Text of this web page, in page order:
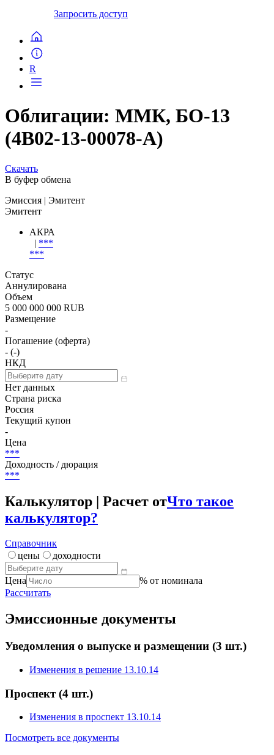
Запросить доступ
R
Облигации: ММК, БО-13
(4B02-13-00078-A)
Скачать
В буфер обмена
Эмиссия | Эмитент
Эмитент
АКРА
| ***
***
Статус
Аннулирована
Объем
5 000 000 000 RUB
Размещение
-
Погашение (оферта)
- (-)
НКД
Нет данных
Страна риска
Россия
Текущий купон
-
Цена
***
Доходность / дюрация
***
Калькулятор | Расчет отЧто такое
калькулятор?
Справочник
цены
доходности
Цена
% от номинала
Рассчитать
Эмиссионные документы
Уведомления о выпуске и размещении (3 шт.)
Изменения в решение 13.10.14
Проспект (4 шт.)
Изменения в проспект 13.10.14
Посмотреть все документы